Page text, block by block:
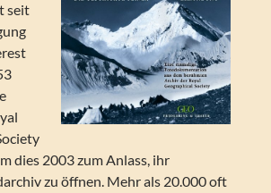
seit
dies 2003 zum Anlass, ihr
zu öffnen. Mehr als 20.000 oft